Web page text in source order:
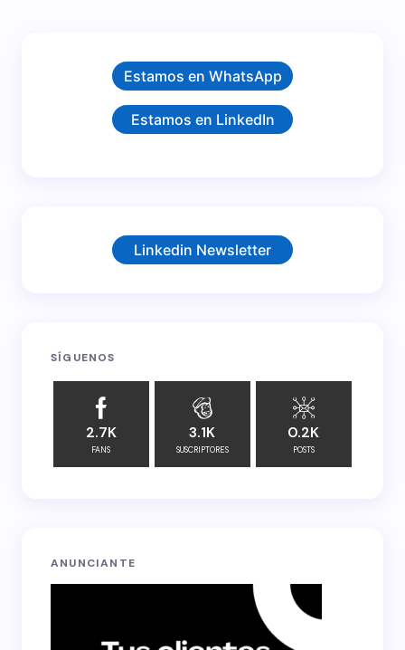
Tu dirección de correo electrónico no será
Los campos obligatorios están marcados
Save my name and email in this browser for the
next time I comment.
Estamos en WhatsApp
Estamos en LinkedIn
Linkedin Newsletter
SÍGUENOS
2.7K
FANS
3.1K
SUSCRIPTORES
0.2K
POSTS
ANUNCIANTE